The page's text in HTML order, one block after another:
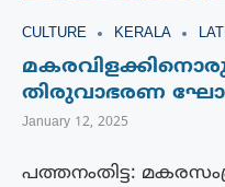
CULTURE KERALA
തിരുവാഭരണ
January 12, 2025
പത്തനംതിട്ട: